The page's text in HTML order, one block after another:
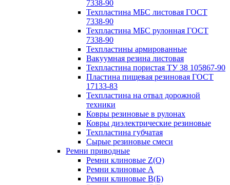
7338-90
Техпластина МБС листовая ГОСТ
7338-90
Техпластина МБС рулонная ГОСТ
7338-90
Техпластины армированные
Вакуумная резина листовая
Техпластина пористая ТУ 38 105867-90
Пластина пищевая резиновая ГОСТ
17133-83
Техпластина на отвал дорожной
техники
Ковры резиновые в рулонах
Ковры диэлектрические резиновые
Техпластина губчатая
Сырые резиновые смеси
Ремни приводные
Ремни клиновые Z(О)
Ремни клиновые A
Ремни клиновые B(Б)